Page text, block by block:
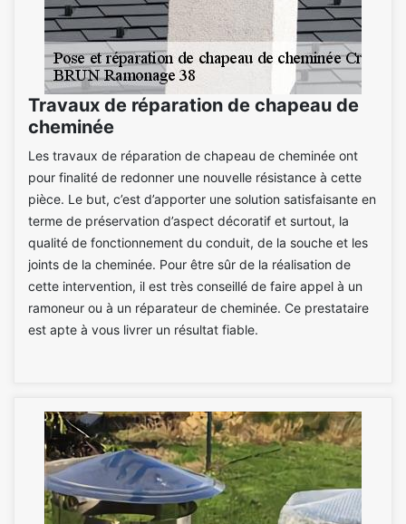
Travaux de réparation de chapeau de
cheminée
Les travaux de réparation de chapeau de cheminée ont
pour finalité de redonner une nouvelle résistance à cette
pièce. Le but, c’est d’apporter une solution satisfaisante en
terme de préservation d’aspect décoratif et surtout, la
qualité de fonctionnement du conduit, de la souche et les
joints de la cheminée. Pour être sûr de la réalisation de
cette intervention, il est très conseillé de faire appel à un
ramoneur ou à un réparateur de cheminée. Ce prestataire
est apte à vous livrer un résultat fiable.